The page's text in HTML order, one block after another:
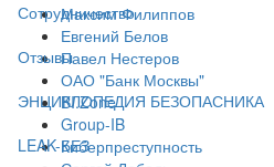
Сотрудничество
Отзывы
ЭНЦИКЛОПЕДИЯ БЕЗОПАСНИКА
LEAK-БЕЗ
Максим Филиппов
Евгений Белов
Павел Нестеров
ОАО "Банк Москвы"
BI.Zone
Group-IB
Киберпреступность